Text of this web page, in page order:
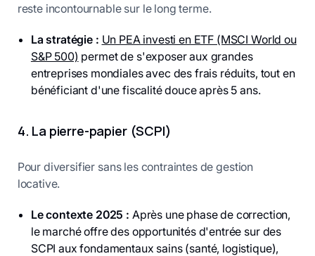
reste incontournable sur le long terme.
La stratégie : Un PEA investi en ETF (MSCI World ou
S&P 500) permet de s'exposer aux grandes
entreprises mondiales avec des frais réduits, tout en
bénéficiant d'une fiscalité douce après 5 ans.
4. La pierre-papier (SCPI)
Pour diversifier sans les contraintes de gestion
locative.
Le contexte 2025 : Après une phase de correction,
le marché offre des opportunités d'entrée sur des
SCPI aux fondamentaux sains (santé, logistique),